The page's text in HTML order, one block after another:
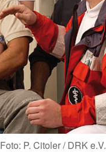
Foto: P. Citoler / DRK e.V.